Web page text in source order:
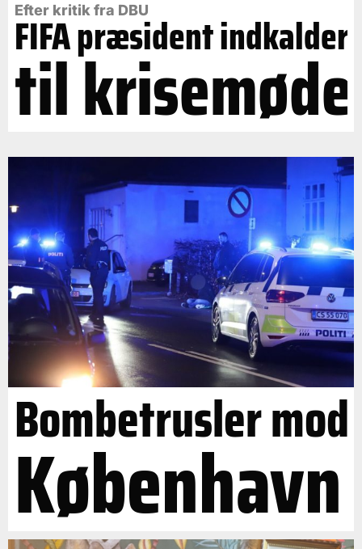
Efter kritik fra DBU
FIFA præsident indkalder
til krisemøde
Bombetrusler mod
København